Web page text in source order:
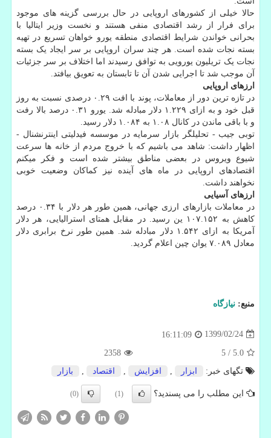
حالا خیلی از کشورهای اروپایی در حال بررسی گزینه های موجود
برای فرار از رشد اقتصادی منفی هستند و نخست وزیر ایتالیا با
بحرانی خواندن شرایط اقتصادی منطقه یورو خواهان تسریع در تهیه
بسته نجات شده است. هر چند سران اروپایی بر سر ایجاد یک بسته
نجات یک تریلیون یورویی به توافق رسیدند اما اختلاف بر سر جزئیات
آن موجب شد تا اجرایی شدن آن تا تابستان به تعویق بیافتد.
ارزهای اروپایی
در تازه ترین دور از معاملات، پوند با افت ۰.۲۹ درصدی نسبت به روز
قبل خود و به ازای ۱.۲۲۹ دلار مبادله شد. یورو ۰.۳۱ درصد بالا رفت
و با باقی ماندن در کانال ۱.۰۸ به ۱.۰۸۴ دلار رسید.
توبی جیب - تحلیلگر بازار سرمایه در موسسه فیدلیتی اینترنشنال -
اظهار داشت: شاهد می باشیم که با خروج مردم از خانه ها سرعت
شیوع ویروس در بعضی مناطق بیشتر شده است و فکر میکنم
اقتصادهای اروپایی در ماه های آینده نیز کماکان وضعیت خوبی
نخواهند داشت.
ارزهای آسیایی
در معاملات بازارهای ارزی جهانی، همین طور هر دلار با ۰.۳۴ درصد
کاهش به ۱۰۷.۱۵۲ ین رسید. در مقابل همتای استرالیایی، هر دلار
آمریکا به ازای ۱.۵۴۲ دلار مبادله شد. همین طور نرخ برابری دلار
معادل ۷.۰۸۹ یوان چین اعلام گردید.
منبع: نیازگاه
1399/02/24
16:11:09
5.0
/
5
2358
تگهای خبر:
ابزار افزایش اقتصاد بازار
این مطلب را می پسندید؟ (1)
(0)